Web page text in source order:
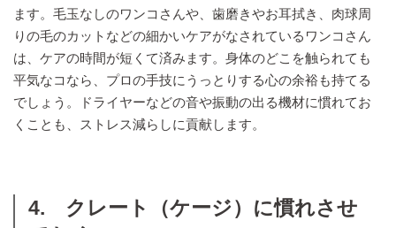
ます。毛玉なしのワンコさんや、歯磨きやお耳拭き、肉球周
りの毛のカットなどの細かいケアがなされているワンコさん
は、ケアの時間が短くて済みます。身体のどこを触られても
平気なコなら、プロの手技にうっとりする心の余裕も持てる
でしょう。ドライヤーなどの音や振動の出る機材に慣れてお
くことも、ストレス減らしに貢献します。
4. クレート（ケージ）に慣れさせ